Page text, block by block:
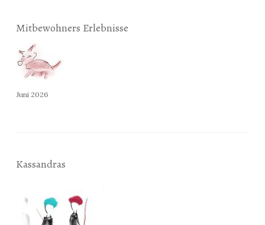
Mitbewohners Erlebnisse
Juni 2026
Kassandras